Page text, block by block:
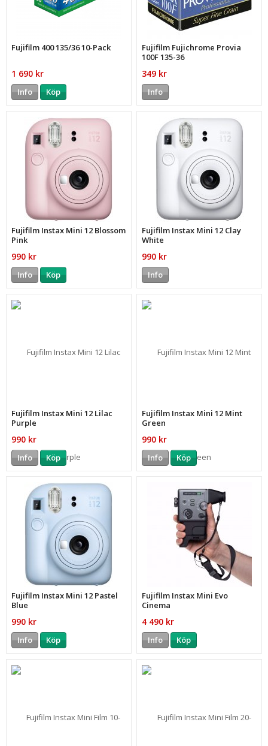
Fujifilm 400 135/36 10-Pack
1 690 kr
Info Köp
Fujifilm Fujichrome Provia
100F 135-36
349 kr
Info
Fujifilm Instax Mini 12 Blossom
Pink
990 kr
Info Köp
Fujifilm Instax Mini 12 Clay
White
990 kr
Info
Fujifilm Instax Mini 12 Lilac
Purple
990 kr
Info Köp
Fujifilm Instax Mini 12 Mint
Green
990 kr
Info Köp
Fujifilm Instax Mini 12 Pastel
Blue
990 kr
Info Köp
Fujifilm Instax Mini Evo
Cinema
4 490 kr
Info Köp